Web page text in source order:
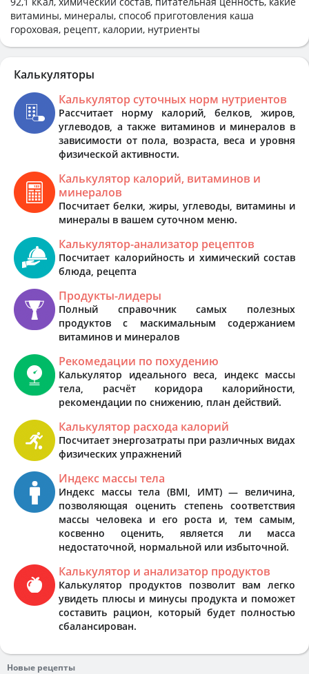
витамины, минералы, способ приготовления каша
гороховая, рецепт, калории, нутриенты
Калькуляторы
Калькулятор суточных норм нутриентов
Рассчитает норму калорий, белков, жиров,
углеводов, а также витаминов и минералов в
зависимости от пола, возраста, веса и уровня
физической активности.
Калькулятор калорий, витаминов и
минералов
Посчитает белки, жиры, углеводы, витамины и
минералы в вашем суточном меню.
Калькулятор-анализатор рецептов
Посчитает калорийность и химический состав
блюда, рецепта
Продукты-лидеры
Полный справочник самых полезных
продуктов с маскимальным содержанием
витаминов и минералов
Рекомедации по похудению
Калькулятор идеального веса, индекс массы
тела, расчёт коридора калорийности,
рекомендации по снижению, план действий.
Калькулятор расхода калорий
Посчитает энергозатраты при различных видах
физических упражнений
Индекс массы тела
Индекс массы тела (BMI, ИМТ) — величина,
позволяющая оценить степень соответствия
массы человека и его роста и, тем самым,
косвенно оценить, является ли масса
недостаточной, нормальной или избыточной.
Калькулятор и анализатор продуктов
Калькулятор продуктов позволит вам легко
увидеть плюсы и минусы продукта и поможет
составить рацион, который будет полностью
сбалансирован.
Новые рецепты